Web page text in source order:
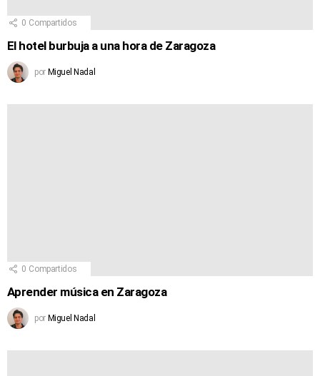
0 Compartidos
El hotel burbuja a una hora de Zaragoza
por Miguel Nadal
0 Compartidos
Aprender música en Zaragoza
por Miguel Nadal